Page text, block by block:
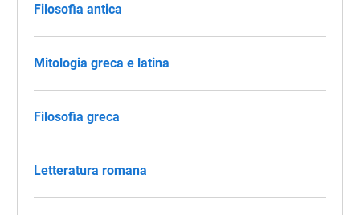
Filosofia antica
Mitologia greca e latina
Filosofia greca
Letteratura romana